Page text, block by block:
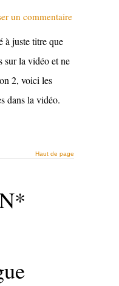
un commentaire
à juste titre que
sur la vidéo et ne
2, voici les
dans la vidéo.
Haut de page